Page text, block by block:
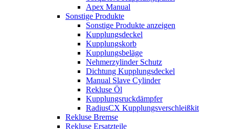
Apex Manual
Sonstige Produkte
Sonstige Produkte anzeigen
Kupplungsdeckel
Kupplungskorb
Kupplungsbeläge
Nehmerzylinder Schutz
Dichtung Kupplungsdeckel
Manual Slave Cylinder
Rekluse Öl
Kupplungsruckdämpfer
RadiusCX Kupplungsverschleißkit
Rekluse Bremse
Rekluse Ersatzteile